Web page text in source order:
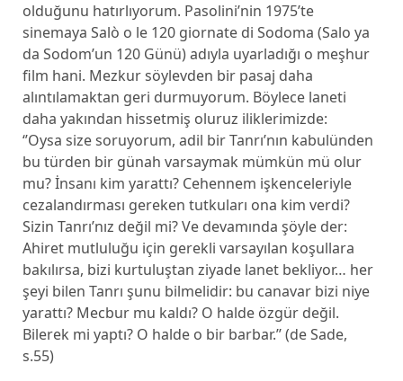
olduğunu hatırlıyorum. Pasolini’nin 1975’te
sinemaya Salò o le 120 giornate di Sodoma (Salo ya
da Sodom’un 120 Günü) adıyla uyarladığı o meşhur
film hani. Mezkur söylevden bir pasaj daha
alıntılamaktan geri durmuyorum. Böylece laneti
daha yakından hissetmiş oluruz iliklerimizde:
‘’Oysa size soruyorum, adil bir Tanrı’nın kabulünden
bu türden bir günah varsaymak mümkün mü olur
mu? İnsanı kim yarattı? Cehennem işkenceleriyle
cezalandırması gereken tutkuları ona kim verdi?
Sizin Tanrı’nız değil mi? Ve devamında şöyle der:
Ahiret mutluluğu için gerekli varsayılan koşullara
bakılırsa, bizi kurtuluştan ziyade lanet bekliyor… her
şeyi bilen Tanrı şunu bilmelidir: bu canavar bizi niye
yarattı? Mecbur mu kaldı? O halde özgür değil.
Bilerek mi yaptı? O halde o bir barbar.’’ (de Sade,
s.55)